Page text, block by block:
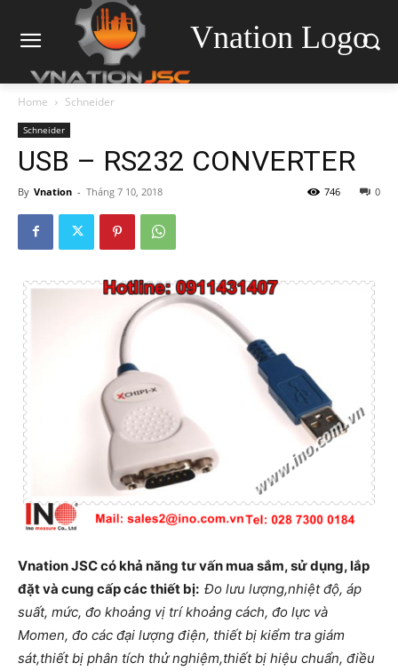
Vnation Logo
Home Schneider
Schneider
USB – RS232 CONVERTER
By Vnation - Tháng 7 10, 2018 0
746
Vnation JSC có khả năng tư vấn mua sắm, sử dụng, lắp
đặt và cung cấp các thiết bị: Đo lưu lượng,nhiệt độ, áp
suất, mức, đo khoảng vị trí khoảng cách, đo lực và
Momen, đo các đại lượng điện, thiết bị kiểm tra giám
sát,thiết bị phân tích thử nghiệm,thiết bị hiệu chuẩn, điều